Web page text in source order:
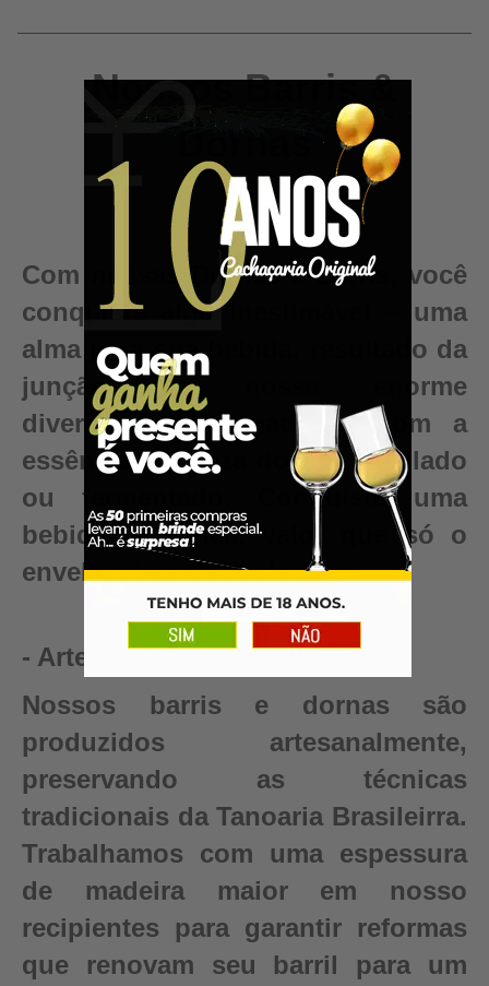
Nossos Barris &
Dornas
Com nossas Dornas e Barris, você
conquista algo inestimável – uma
alma para sua bebida, resultado da
junção da nossa enorme
diversidade de madeiras com a
essência e pureza do seu destilado
ou fermentado. Conquiste uma
bebida autêntica, valor que só o
envelhecimento pode criar.
- Artesanal
Nossos barris e dornas são
produzidos artesanalmente,
preservando as técnicas
tradicionais da Tanoaria Brasileirra.
Trabalhamos com uma espessura
de madeira maior em nosso
recipientes para garantir reformas
que renovam seu barril para um